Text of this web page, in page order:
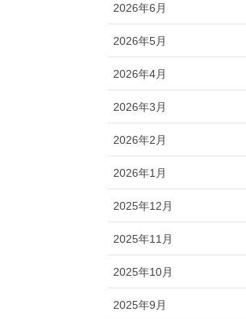
2026年6月
2026年5月
2026年4月
2026年3月
2026年2月
2026年1月
2025年12月
2025年11月
2025年10月
2025年9月